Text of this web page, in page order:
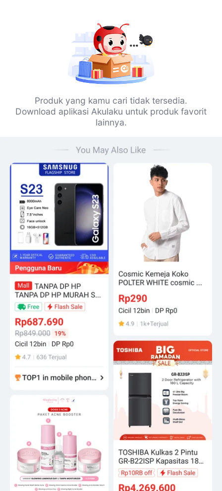
Produk yang kamu cari tidak tersedia.
Download aplikasi Akulaku untuk produk favorit
lainnya.